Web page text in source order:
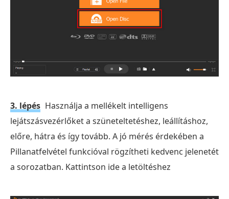
3. lépés Használja a mellékelt intelligens
lejátszásvezérlőket a szüneteltetéshez, leállításhoz,
előre, hátra és így tovább. A jó mérés érdekében a
Pillanatfelvétel funkcióval rögzítheti kedvenc jelenetét
a sorozatban. Kattintson ide a letöltéshez